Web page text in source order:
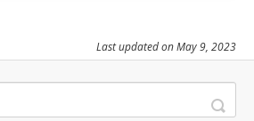
Last updated on May 9, 2023